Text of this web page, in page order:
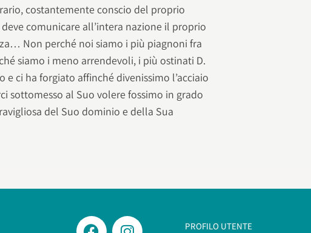
costantemente conscio del proprio
comunicare all’intera nazione il proprio
Non perché noi siamo i più piagnoni fra
siamo i meno arrendevoli, i più ostinati D.
ci ha forgiato affinché divenissimo l’acciaio
sottomesso al Suo volere fossimo in grado
del Suo dominio e della Sua
PROFILO UTENTE